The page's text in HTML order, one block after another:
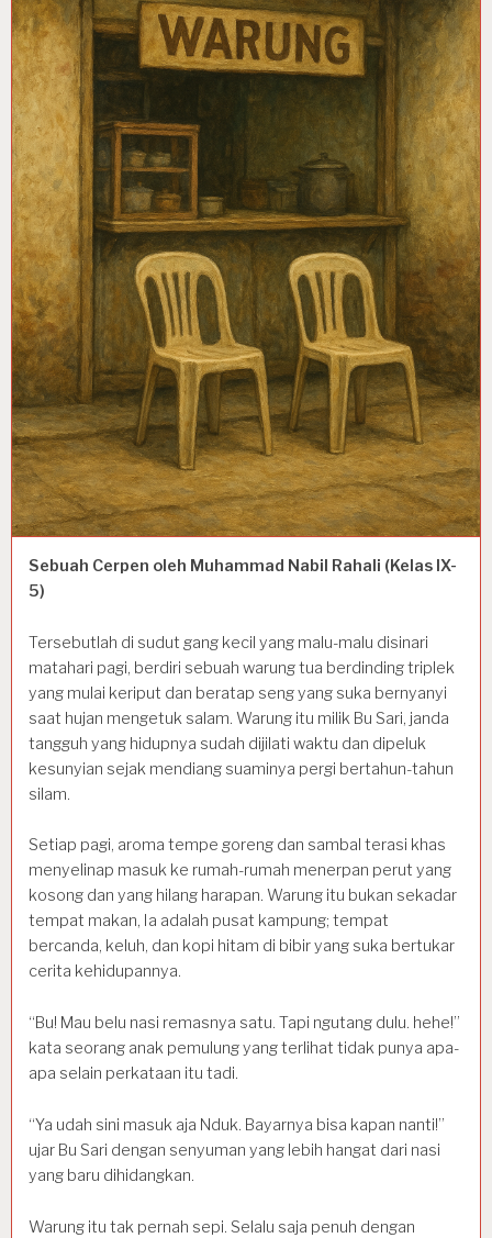
Sebuah Cerpen oleh Muhammad Nabil Rahali (Kelas IX-
5)
Tersebutlah di sudut gang kecil yang malu-malu disinari
matahari pagi, berdiri sebuah warung tua berdinding triplek
yang mulai keriput dan beratap seng yang suka bernyanyi
saat hujan mengetuk salam. Warung itu milik Bu Sari, janda
tangguh yang hidupnya sudah dijilati waktu dan dipeluk
kesunyian sejak mendiang suaminya pergi bertahun-tahun
silam.
Setiap pagi, aroma tempe goreng dan sambal terasi khas
menyelinap masuk ke rumah-rumah menerpan perut yang
kosong dan yang hilang harapan. Warung itu bukan sekadar
tempat makan, Ia adalah pusat kampung; tempat
bercanda, keluh, dan kopi hitam di bibir yang suka bertukar
cerita kehidupannya.
“Bu! Mau belu nasi remasnya satu. Tapi ngutang dulu. hehe!”
kata seorang anak pemulung yang terlihat tidak punya apa-
apa selain perkataan itu tadi.
“Ya udah sini masuk aja Nduk. Bayarnya bisa kapan nanti!”
ujar Bu Sari dengan senyuman yang lebih hangat dari nasi
yang baru dihidangkan.
Warung itu tak pernah sepi. Selalu saja penuh dengan